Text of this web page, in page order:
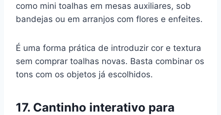
como mini toalhas em mesas auxiliares, sob
bandejas ou em arranjos com flores e enfeites.
É uma forma prática de introduzir cor e textura
sem comprar toalhas novas. Basta combinar os
tons com os objetos já escolhidos.
17. Cantinho interativo para